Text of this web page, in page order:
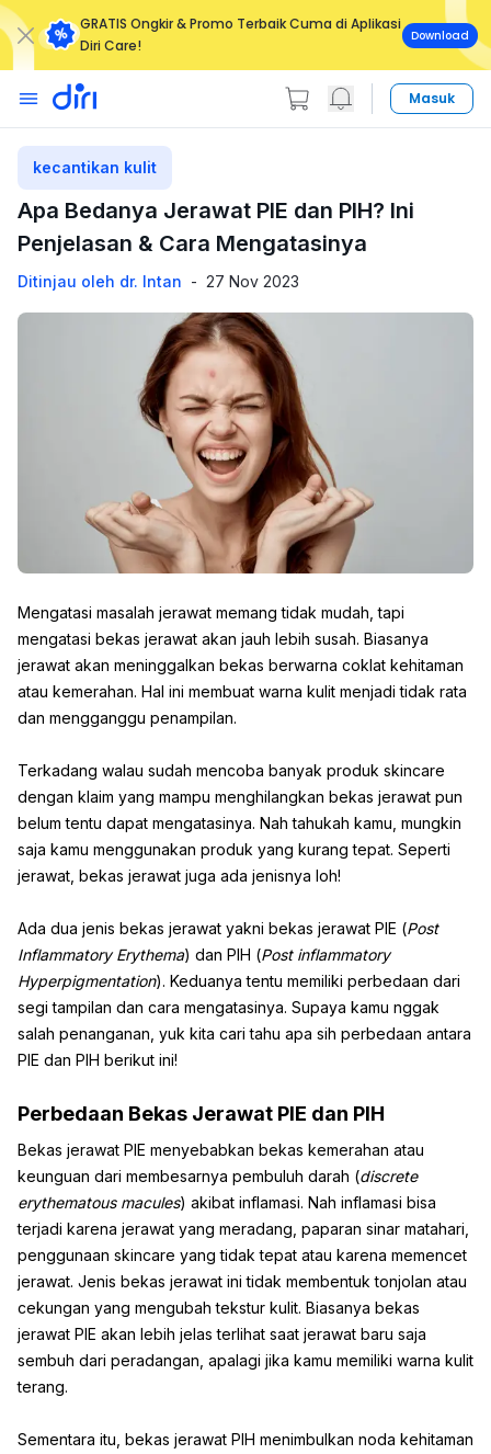
GRATIS Ongkir & Promo Terbaik Cuma di Aplikasi
Diri Care!
Download
Masuk
kecantikan kulit
Apa Bedanya Jerawat PIE dan PIH? Ini
Penjelasan & Cara Mengatasinya
Ditinjau oleh dr. Intan - 27 Nov 2023
Mengatasi masalah jerawat memang tidak mudah, tapi
mengatasi bekas jerawat akan jauh lebih susah. Biasanya
jerawat akan meninggalkan bekas berwarna coklat kehitaman
atau kemerahan. Hal ini membuat warna kulit menjadi tidak rata
dan mengganggu penampilan.
Terkadang walau sudah mencoba banyak produk skincare
dengan klaim yang mampu menghilangkan bekas jerawat pun
belum tentu dapat mengatasinya. Nah tahukah kamu, mungkin
saja kamu menggunakan produk yang kurang tepat. Seperti
jerawat, bekas jerawat juga ada jenisnya loh!
Ada dua jenis bekas jerawat yakni bekas jerawat PIE (Post
Inflammatory Erythema) dan PIH (Post inflammatory
Hyperpigmentation). Keduanya tentu memiliki perbedaan dari
segi tampilan dan cara mengatasinya. Supaya kamu nggak
salah penanganan, yuk kita cari tahu apa sih perbedaan antara
PIE dan PIH berikut ini!
Perbedaan Bekas Jerawat PIE dan PIH
Bekas jerawat PIE menyebabkan bekas kemerahan atau
keunguan dari membesarnya pembuluh darah (discrete
erythematous macules) akibat inflamasi. Nah inflamasi bisa
terjadi karena jerawat yang meradang, paparan sinar matahari,
penggunaan skincare yang tidak tepat atau karena memencet
jerawat. Jenis bekas jerawat ini tidak membentuk tonjolan atau
cekungan yang mengubah tekstur kulit. Biasanya bekas
jerawat PIE akan lebih jelas terlihat saat jerawat baru saja
sembuh dari peradangan, apalagi jika kamu memiliki warna kulit
terang.
Sementara itu, bekas jerawat PIH menimbulkan noda kehitaman